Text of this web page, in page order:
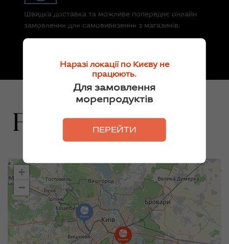
Наразі локації по Києву не
працюють.
Для замовлення
морепродуктів
ПЕРЕЙТИ
Швидка доставка та можливе попереднє онлайн
замовлення для самовивезення з магазинів.
+
−